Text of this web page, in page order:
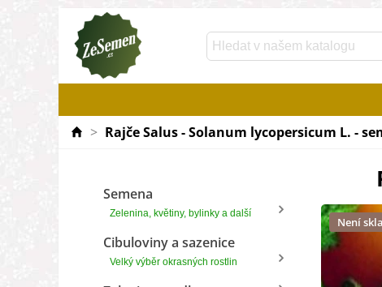
> Rajče Salus - Solanum lycopersicum L. -
Semena
Zelenina, květiny, bylinky a další
Cibuloviny a sazenice
Velký výběr okrasných rostlin
Není